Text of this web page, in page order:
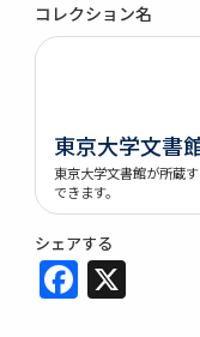
コレクション名
東京大学文書
東京大学文書館が所蔵
できます。
シェアする